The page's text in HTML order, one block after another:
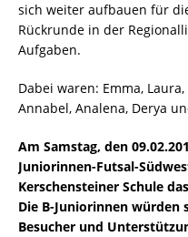
sich weiter aufbauen für
Rückrunde in der
Aufgaben.
Dabei waren: Emma, Laura,
Annabel, Analena, Derya
Am Samstag, den
Juniorinnen-Futsal-
Kerschensteiner Schule
Die B-Juniorinnen würden
Besucher und